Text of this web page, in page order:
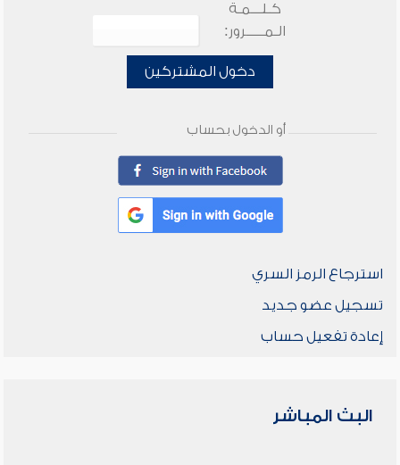
كـلـــمـة
الـمـــــرور:
دخول المشتركين
أو الدخول بحساب
استرجاع الرمز السري
تسجيل عضو جديد
إعادة تفعيل حساب
البث المباشر